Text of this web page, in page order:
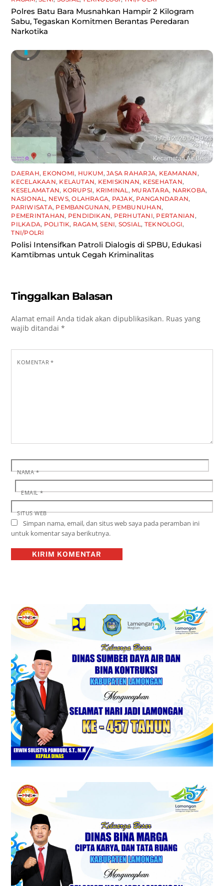
Polres Batu Bara Musnahkan Hampir 2 Kilogram
Sabu, Tegaskan Komitmen Berantas Peredaran
Narkotika
DAERAH, EKONOMI, HUKUM,JASA RAHARJA, KEAMANAN ,
KECELAKAAN, KELAUTAN, KEMISKINAN, KESEHATAN,
KESELAMATAN, KORUPSI, KRIMINAL , MURATARA, NARKOBA,
NASIONAL , NEWS,OLAHRAGA, PAJAK, PANGANDARAN,
PARIWISATA, PEMBANGUNAN, PEMBUNUHAN,
PEMERINTAHAN, PENDIDIKAN, PERHUTANI, PERTANIAN ,
PILKADA, POLITIK, RAGAM,SENI, SOSIAL , TEKNOLOGI,
TNI/POLRI
Polisi Intensifkan Patroli Dialogis di SPBU, Edukasi
Kamtibmas untuk Cegah Kriminalitas
Tinggalkan Balasan
Alamat email Anda tidak akan dipublikasikan. Ruas yang
wajib ditandai*
KOMENTAR*
NAMA*
EMAIL*
SITUS WEB
Simpan nama, email, dan situs web saya pada peramban ini
untuk komentar saya berikutnya.